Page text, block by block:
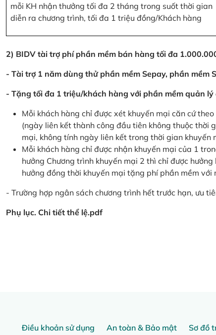
mỗi KH nhận thưởng tối đa 2 tháng trong suốt thời gian
diễn ra chương trình, tối đa 1 triệu đồng/Khách hàng
2) BIDV tài trợ phí phần mềm bán hàng tối đa
- Tài trợ 1 năm dùng thử phần mềm Sepay, phần mềm
- Tặng tối đa 1 triệu/khách hàng với phần mềm quản lý
Mỗi khách hàng chỉ được xét khuyến mại căn cứ
(ngày liên kết thành công đầu tiên không thuộc thời
mại, không tính ngày liên kết trong thời gian khuyến
Mỗi khách hàng chỉ được nhận khuyến mại của 1
hưởng Chương trình khuyến mại 2 thì chỉ được
hưởng đồng thời khuyến mại tặng phí phần mềm với
- Trường hợp ngân sách chương trình hết trước hạn, ưu
Phụ lục. Chi tiết thể lệ.pdf
Điều khoản sử dụng An toàn & Bảo mật Sơ đồ